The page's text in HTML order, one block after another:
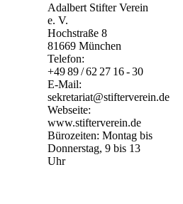
Adalbert Stifter Verein
e. V.
Hochstraße 8
81669 München
Telefon:
+49 89 / 62 27 16 - 30
E-Mail:
sekretariat@stifterverein.de
Webseite:
www.stifterverein.de
Bürozeiten: Montag bis
Donnerstag, 9 bis 13
Uhr